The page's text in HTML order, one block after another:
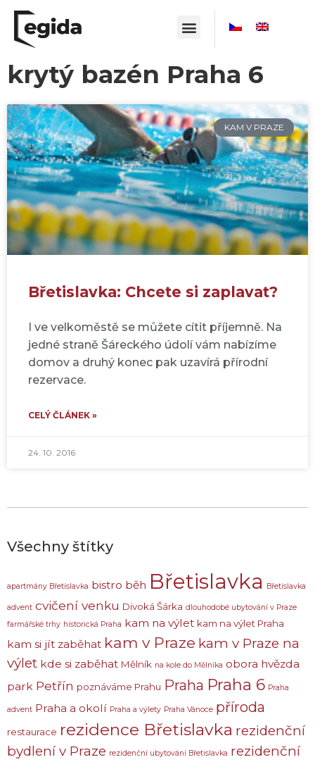
krytý bazén Praha 6
KAM V PRAZE
Břetislavka: Chcete si zaplavat?
I ve velkoměstě se můžete cítit příjemně. Na
jedné straně Šáreckého údolí vám nabízíme
domov a druhý konec pak uzavírá přírodní
rezervace.
CELÝ ČLÁNEK »
24. 10. 2016
Všechny štítky
apartmány Břetislavka bistro běh Břetislavka Břetislavka
advent cvičení venku Divoká Šárka dlouhodobé ubytování v Praze
farmářské trhy historická Praha kam na výlet kam na výlet Praha
kam si jít zaběhat kam v Praze kam v Praze na
výlet kde si zaběhat Mělník na kole do Mělníka obora hvězda
park Petřín poznáváme Prahu Praha Praha 6 Praha
advent Praha a okolí Praha a výlety Praha Vánoce příroda
restaurace rezidence Břetislavka rezidenční
bydlení v Praze rezidenční ubytování Břetislavka rezidenční